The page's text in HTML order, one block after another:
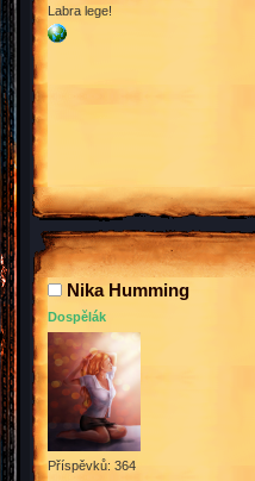
Labra lege!
Nika Humming
Dospělák
Příspěvků: 364